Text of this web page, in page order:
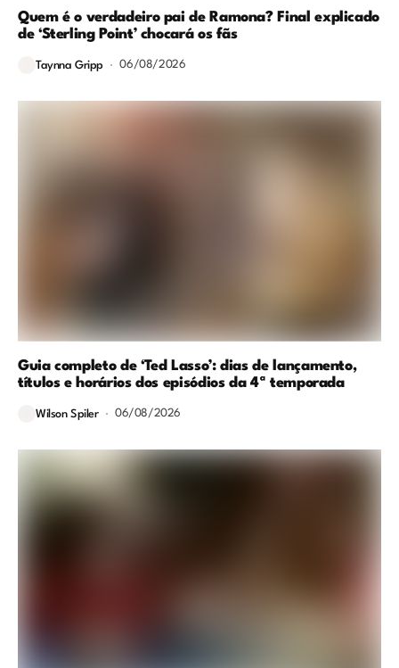
Quem é o verdadeiro pai de Ramona? Final explicado
de ‘Sterling Point’ chocará os fãs
Taynna Gripp 06/08/2026
Guia completo de ‘Ted Lasso’: dias de lançamento,
títulos e horários dos episódios da 4ª temporada
Wilson Spiler 06/08/2026